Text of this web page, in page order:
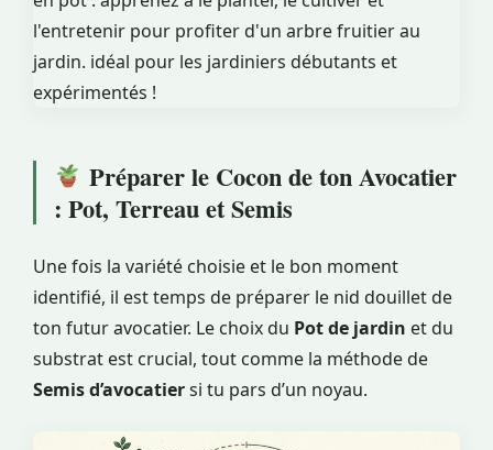
Préparer le Cocon de ton Avocatier
: Pot, Terreau et Semis
Une fois la variété choisie et le bon moment
identifié, il est temps de préparer le nid douillet de
ton futur avocatier. Le choix du Pot de jardin et du
substrat est crucial, tout comme la méthode de
Semis d’avocatiersi tu pars d’un noyau.